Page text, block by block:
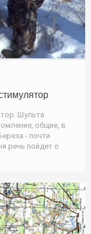
Шульта
общие, в
- почти
речь пойдет о